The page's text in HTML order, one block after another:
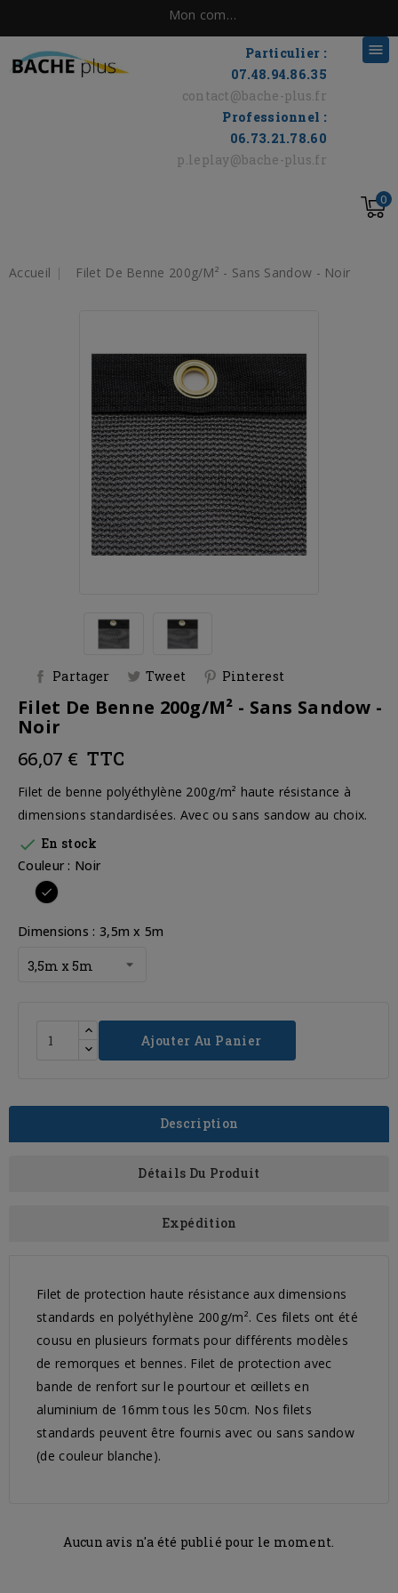
Mon compte
Particulier :
07.48.94.86.35
contact@bache-plus.fr
Professionnel :
06.73.21.78.60
p.leplay@bache-plus.fr

0
Accueil Filet De Benne 200g/m² - Sans Sandow - Noir
Partager Tweet Pinterest
Filet De Benne 200g/m² - Sans Sandow -
Noir
66,07 € TTC
Filet de benne polyéthylène 200g/m² haute résistance à
dimensions standardisées. Avec ou sans sandow au choix.
 En stock
Couleur : Noir
Dimensions : 3,5m x 5m
Ajouter Au Panier
Description
Détails Du Produit
Expédition
Filet de protection haute résistance aux dimensions
standards en polyéthylène 200g/m². Ces filets ont été
cousu en plusieurs formats pour différents modèles
de remorques et bennes. Filet de protection avec
bande de renfort sur le pourtour et œillets en
aluminium de 16mm tous les 50cm. Nos filets
standards peuvent être fournis avec ou sans sandow
(de couleur blanche).
Aucun avis n'a été publié pour le moment.